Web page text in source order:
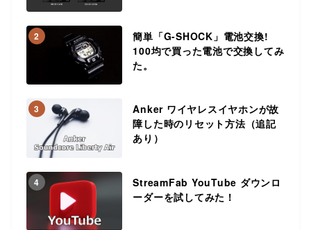
2
簡単「G-SHOCK」電池交換!
100均で買った電池で交換してみ
た。
3
Anker ワイヤレスイヤホンが故
障した時のリセット方法（追記
あり）
4
StreamFab YouTube ダウンロ
ーダーを試してみた！